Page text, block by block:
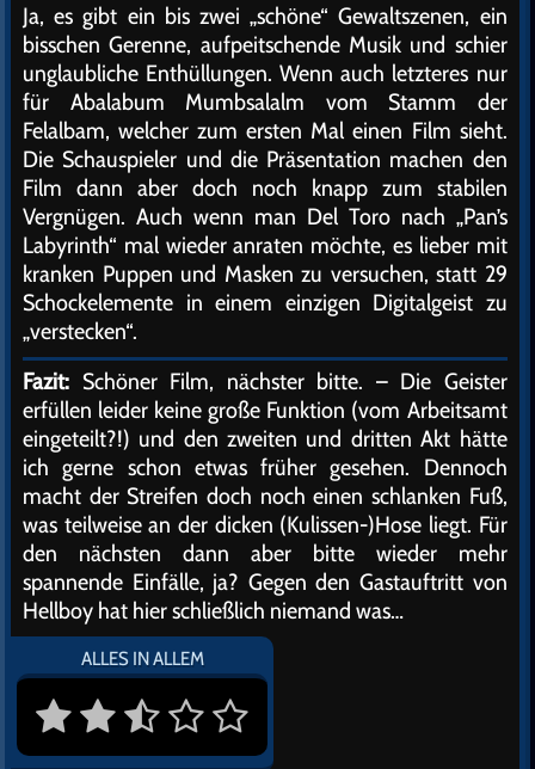
Ja, es gibt ein bis zwei „schöne“ Gewaltszenen, ein
bisschen Gerenne, aufpeitschende Musik und schier
unglaubliche Enthüllungen. Wenn auch letzteres nur
für Abalabum Mumbsalalm vom Stamm der
Felalbam, welcher zum ersten Mal einen Film sieht.
Die Schauspieler und die Präsentation machen den
Film dann aber doch noch knapp zum stabilen
Vergnügen. Auch wenn man Del Toro nach „Pan’s
Labyrinth“ mal wieder anraten möchte, es lieber mit
kranken Puppen und Masken zu versuchen, statt 29
Schockelemente in einem einzigen Digitalgeist zu
„verstecken“.
Fazit: Schöner Film, nächster bitte. – Die Geister
erfüllen leider keine große Funktion (vom Arbeitsamt
eingeteilt?!) und den zweiten und dritten Akt hätte
ich gerne schon etwas früher gesehen. Dennoch
macht der Streifen doch noch einen schlanken Fuß,
was teilweise an der dicken (Kulissen-)Hose liegt. Für
den nächsten dann aber bitte wieder mehr
spannende Einfälle, ja? Gegen den Gastauftritt von
Hellboy hat hier schließlich niemand was…
ALLES IN ALLEM